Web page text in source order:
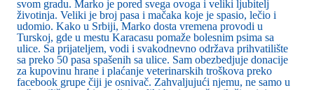
svom gradu. Marko je pored svega ovoga i veliki ljubitelj
životinja. Veliki je broj pasa i mačaka koje je spasio, lečio i
udomio. Kako u Srbiji, Marko dosta vremena provodi u
Turskoj, gde u mestu Karacasu pomaže bolesnim psima sa
ulice. Sa prijateljem, vodi i svakodnevno održava prihvatilište
sa preko 50 pasa spašenih sa ulice. Sam obezbedjuje donacije
za kupovinu hrane i plaćanje veterinarskih troškova preko
facebook grupe čiji je osnivač. Zahvaljujući njemu, ne samo u